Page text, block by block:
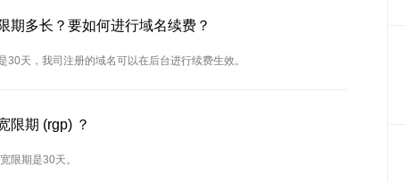
期多长？要如何进行域名续费？
30天，我司注册的域名可以在后台进行续费生效。
限期 (rgp) ？
限期是30天。